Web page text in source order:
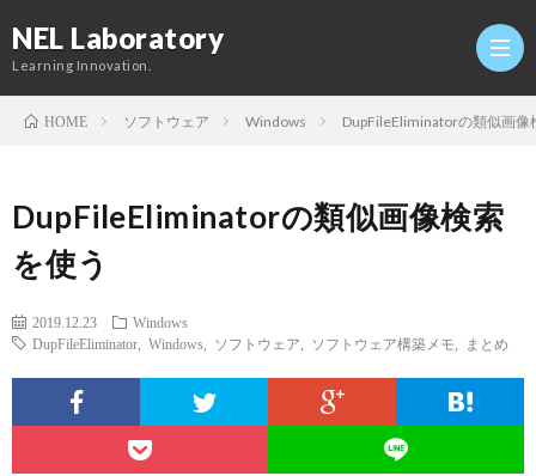
NEL Laboratory
Learning Innovation.
HOME ソフトウェア Windows DupFileEliminatorの類似画像
DupFileEliminatorの類似画像検索
を使う
2019.12.23
Windows
DupFileEliminator
Windows ソフトウェア ソフトウェア構築メモ まとめ